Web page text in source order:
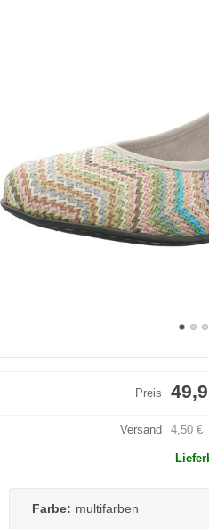
Preis
Versand 4,50 €
Farbe: multifarben